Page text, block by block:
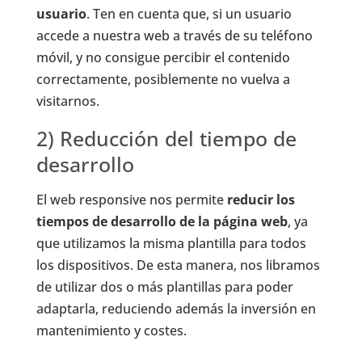
usuario. Ten en cuenta que, si un usuario
accede a nuestra web a través de su teléfono
móvil, y no consigue percibir el contenido
correctamente, posiblemente no vuelva a
visitarnos.
2) Reducción del tiempo de
desarrollo
El web responsive nos permite reducir los
tiempos de desarrollo de la página web, ya
que utilizamos la misma plantilla para todos
los dispositivos. De esta manera, nos libramos
de utilizar dos o más plantillas para poder
adaptarla, reduciendo además la inversión en
mantenimiento y costes.